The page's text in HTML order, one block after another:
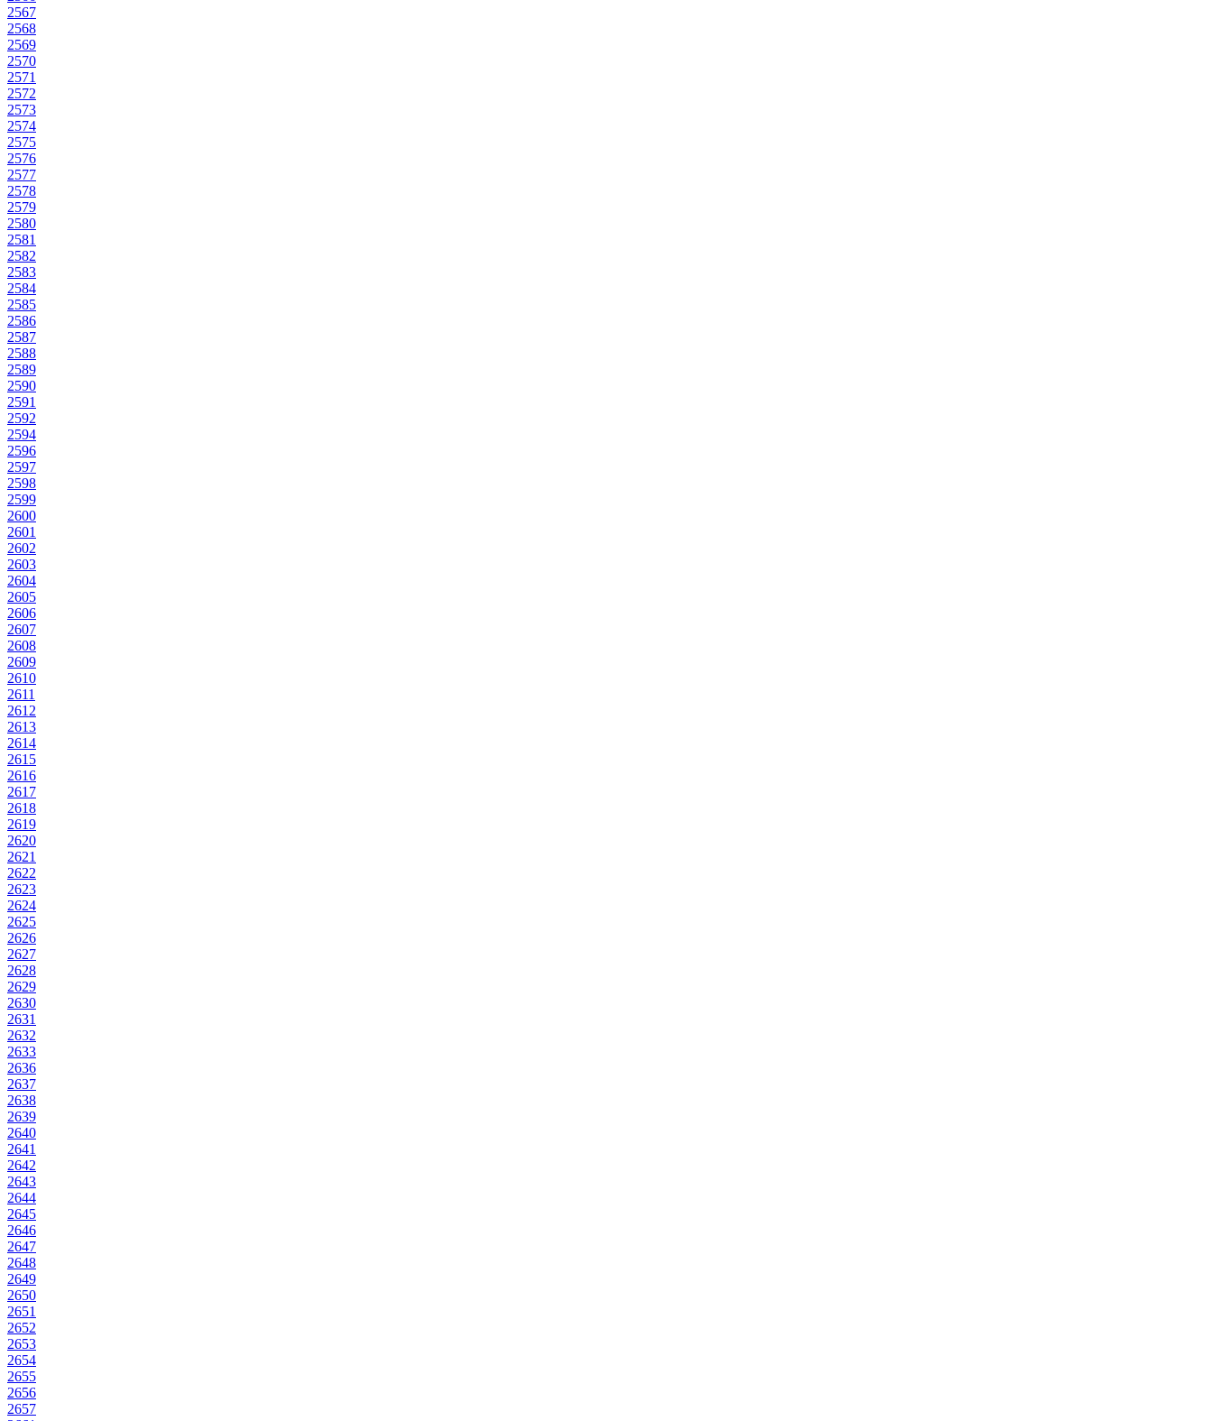
2567
2568
2569
2570
2571
2572
2573
2574
2575
2576
2577
2578
2579
2580
2581
2582
2583
2584
2585
2586
2587
2588
2589
2590
2591
2592
2594
2596
2597
2598
2599
2600
2601
2602
2603
2604
2605
2606
2607
2608
2609
2610
2611
2612
2613
2614
2615
2616
2617
2618
2619
2620
2621
2622
2623
2624
2625
2626
2627
2628
2629
2630
2631
2632
2633
2636
2637
2638
2639
2640
2641
2642
2643
2644
2645
2646
2647
2648
2649
2650
2651
2652
2653
2654
2655
2656
2657